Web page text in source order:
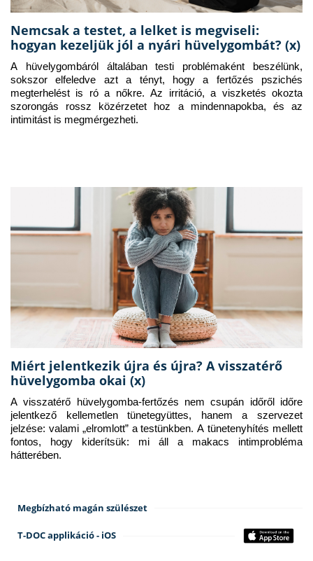
Nemcsak a testet, a lelket is megviseli:
hogyan kezeljük jól a nyári hüvelygombát? (x)
A hüvelygombáról általában testi problémaként beszélünk,
sokszor elfeledve azt a tényt, hogy a fertőzés pszichés
megterhelést is ró a nőkre. Az irritáció, a viszketés okozta
szorongás rossz közérzetet hoz a mindennapokba, és az
intimitást is megmérgezheti.
Miért jelentkezik újra és újra? A visszatérő
hüvelygomba okai (x)
A visszatérő hüvelygomba-fertőzés nem csupán időről időre
jelentkező kellemetlen tünetegyüttes, hanem a szervezet
jelzése: valami „elromlott” a testünkben. A tünetenyhítés mellett
fontos, hogy kiderítsük: mi áll a makacs intimprobléma
hátterében.
Megbízható magán szülészet
T-DOC applikáció - iOS